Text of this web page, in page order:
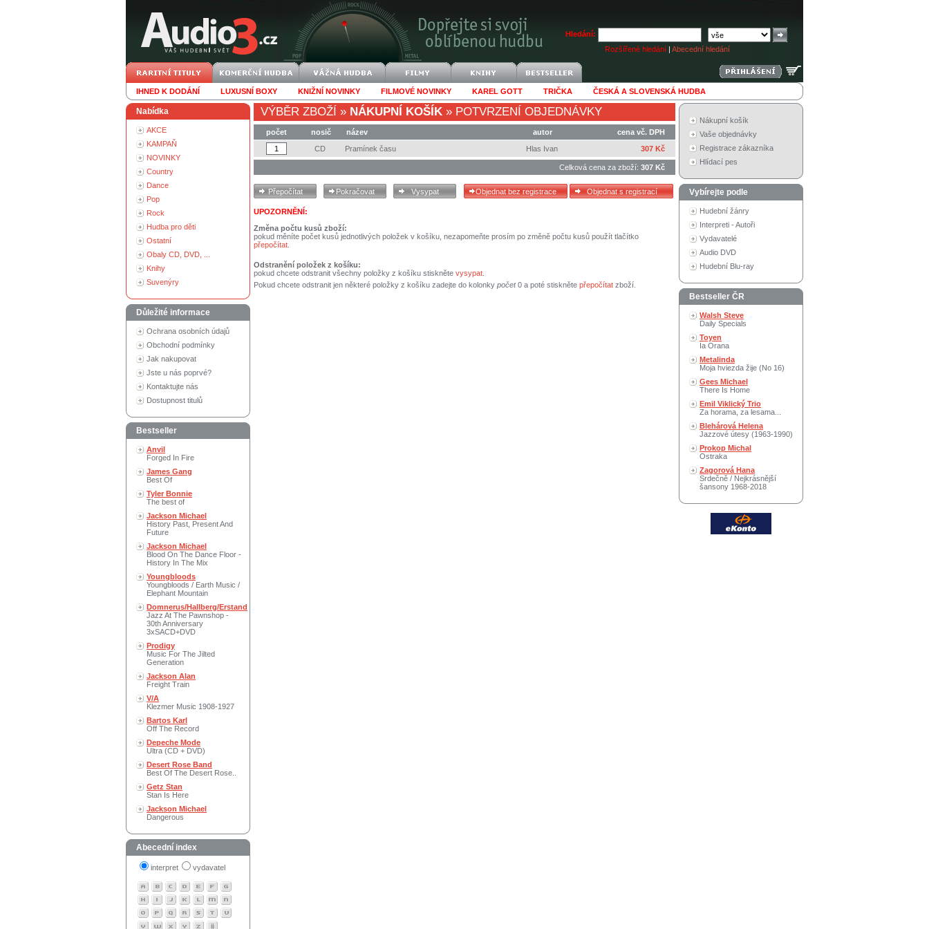
Hledání:
Rozšířené hledání | Abecední hledání
IHNED K DODÁNÍ LUXUSNÍ BOXY KNIŽNÍ NOVINKY FILMOVÉ NOVINKY KAREL GOTT TRIČKA ČESKÁ A SLOVENSKÁ HUDBA
Nabídka
AKCE
KAMPAŇ
NOVINKY
Country
Dance
Pop
Rock
Hudba pro děti
Ostatní
Obaly CD, DVD, ...
Knihy
Suvenýry
Důležité informace
Ochrana osobních údajů
Obchodní podmínky
Jak nakupovat
Jste u nás poprvé?
Kontaktujte nás
Dostupnost titulů
Bestseller
Anvil
Forged In Fire
James Gang
Best Of
Tyler Bonnie
The best of
Jackson Michael
History Past, Present And
Future
Jackson Michael
Blood On The Dance Floor -
History In The Mix
Youngbloods
Youngbloods / Earth Music /
Elephant Mountain
Domnerus/Hallberg/Erstand
Jazz At The Pawnshop -
30th Anniversary
3xSACD+DVD
Prodigy
Music For The Jilted
Generation
Jackson Alan
Freight Train
V/A
Klezmer Music 1908-1927
Bartos Karl
Off The Record
Depeche Mode
Ultra (CD + DVD)
Desert Rose Band
Best Of The Desert Rose..
Getz Stan
Stan Is Here
Jackson Michael
Dangerous
Abecední index
interpret vydavatel
VÝBĚR ZBOŽÍ » NÁKUPNÍ KOŠÍK » POTVRZENÍ OBJEDNÁVKY
počet nosič název autor
cena vč. DPH
CD
Pramínek času Hlas Ivan 307 Kč
Celková cena za zboží: 307 Kč
UPOZORNĚNÍ:
Změna počtu kusů zboží:
pokud měníte počet kusů jednotlivých položek v košíku, nezapomeňte prosím po změně počtu kusů použít tlačítko
přepočítat
Odstranění položek z košíku:
pokud chcete odstranit všechny položky z košíku stiskněte vysypat
Pokud chcete odstranit jen některé položky z košíku zadejte do kolonky počet0 a poté stiskněte přepočítat zboží.
Nákupní košík
Vaše objednávky
Registrace zákazníka
Hlídací pes
Vybírejte podle
Hudební žánry
Interpreti - Autoři
Vydavatelé
Audio DVD
Hudební Blu-ray
Bestseller ČR
Walsh Steve
Daily Specials
Toyen
Ia Orana
Metalinda
Moja hviezda žije (No 16)
Gees Michael
There Is Home
Emil Viklický Trio
Za horama, za lesama...
Blehárová Helena
Jazzové útesy (1963-1990)
Prokop Michal
Ostraka
Zagorová Hana
Srdečně / Nejkrásnější
šansony 1968-2018